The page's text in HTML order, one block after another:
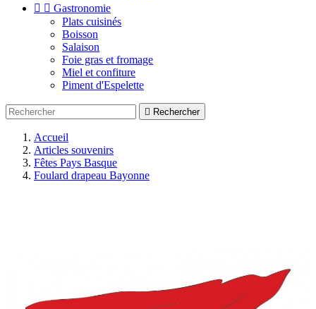
  Gastronomie
Plats cuisinés
Boisson
Salaison
Foie gras et fromage
Miel et confiture
Piment d'Espelette
 Rechercher
Accueil
Articles souvenirs
Fêtes Pays Basque
Foulard drapeau Bayonne